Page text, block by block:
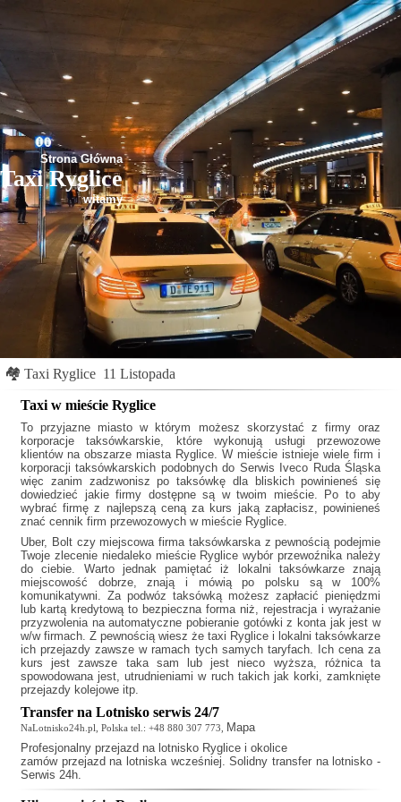
Strona Główna
Taxi Ryglice
witamy
🏘 Taxi Ryglice 11 Listopada
Taxi w mieście Ryglice
To przyjazne miasto w którym możesz skorzystać z firmy oraz
korporacje taksówkarskie, które wykonują usługi przewozowe
klientów na obszarze miasta Ryglice. W mieście istnieje wiele firm i
korporacji taksówkarskich podobnych do Serwis Iveco Ruda Śląska
więc zanim zadzwonisz po taksówkę dla bliskich powinieneś się
dowiedzieć jakie firmy dostępne są w twoim mieście. Po to aby
wybrać firmę z najlepszą ceną za kurs jaką zapłacisz, powinieneś
znać cennik firm przewozowych w mieście Ryglice.
Uber, Bolt czy miejscowa firma taksówkarska z pewnością podejmie
Twoje zlecenie niedaleko mieście Ryglice wybór przewoźnika należy
do ciebie. Warto jednak pamiętać iż lokalni taksówkarze znają
miejscowość dobrze, znają i mówią po polsku są w 100%
komunikatywni. Za podwóz taksówką możesz zapłacić pieniędzmi
lub kartą kredytową to bezpieczna forma niż, rejestracja i wyrażanie
przyzwolenia na automatyczne pobieranie gotówki z konta jak jest w
w/w firmach. Z pewnością wiesz że taxi Ryglice i lokalni taksówkarze
ich przejazdy zawsze w ramach tych samych taryfach. Ich cena za
kurs jest zawsze taka sam lub jest nieco wyższa, różnica ta
spowodowana jest, utrudnieniami w ruch takich jak korki, zamknięte
przejazdy kolejowe itp.
Transfer na Lotnisko serwis 24/7
NaLotnisko24h.pl, Polska tel.: +48 880 307 773, Mapa
Profesjonalny przejazd na lotnisko Ryglice i okolice
zamów przejazd na lotniska wcześniej. Solidny transfer na lotnisko -
Serwis 24h.